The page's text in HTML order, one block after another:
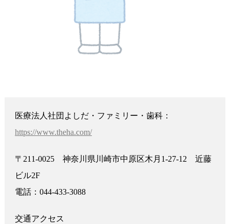
医療法人社団よしだ・ファミリー・歯科：
https://www.theha.com/
〒211-0025 神奈川県川崎市中原区木月1-27-12 近藤
ビル2F
電話：044-433-3088
交通アクセス